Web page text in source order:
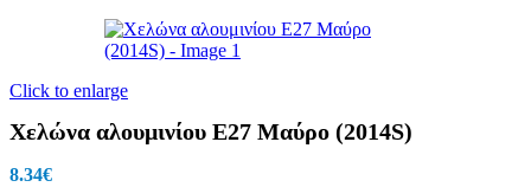
Click to enlarge
Χελώνα αλουμινίου Ε27 Μαύρο (2014S)
8.34€